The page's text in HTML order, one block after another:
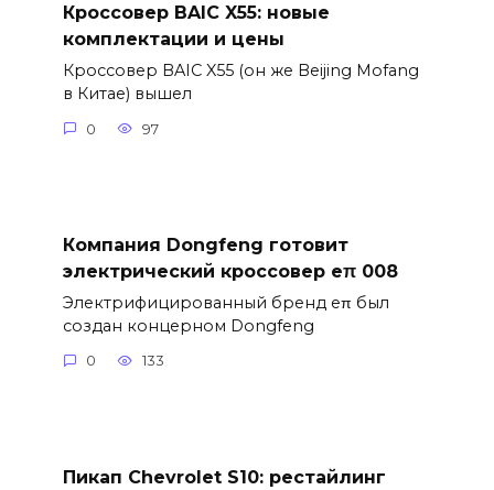
Кроссовер BAIC X55: новые
комплектации и цены
Кроссовер BAIC X55 (он же Beijing Mofang
в Китае) вышел
0 97
Компания Dongfeng готовит
электрический кроссовер eπ 008
Электрифицированный бренд eπ был
создан концерном Dongfeng
0 133
Пикап Chevrolet S10: рестайлинг